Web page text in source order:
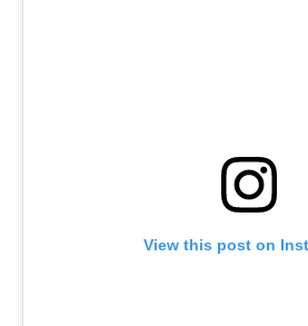
View this post on